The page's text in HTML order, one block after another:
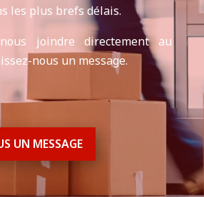
les plus brefs délais.
joindre directement au
nous un message.
UN MESSAGE